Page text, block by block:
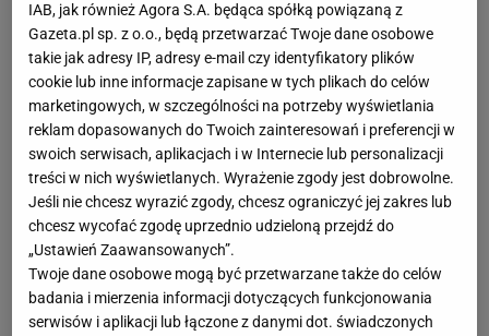
dłużej. Po odbyciu stażu w rock radiu złapała za
klawiaturę i zaczęła pisać dla myfitness.pl. Sama
interesuje się zdrowym stylem życia i trenuje, jednak
lubi też wiedzieć, co w show-biznesie piszczy.
Obecnie pracuje dla portalu plotek.pl jako autor SEO.
Ma za sobą trzy lata studiów dziennikarskich, ale to
dopiero początek przygody. Prywatnie jest
miłośniczką cięższych brzmień i mocniejszej
literatury, uwielbia podróżować. Nie wyobraża sobie
dnia bez kawy, a najlepiej kilku.
IAB, jak również Agora S.A. będąca spółką powiązaną z
Gazeta.pl sp. z o.o., będą przetwarzać Twoje dane osobowe
takie jak adresy IP, adresy e-mail czy identyfikatory plików
cookie lub inne informacje zapisane w tych plikach do celów
marketingowych, w szczególności na potrzeby wyświetlania
reklam dopasowanych do Twoich zainteresowań i preferencji w
swoich serwisach, aplikacjach i w Internecie lub personalizacji
treści w nich wyświetlanych. Wyrażenie zgody jest dobrowolne.
Jeśli nie chcesz wyrazić zgody, chcesz ograniczyć jej zakres lub
chcesz wycofać zgodę uprzednio udzieloną przejdź do
„Ustawień Zaawansowanych”.
Twoje dane osobowe mogą być przetwarzane także do celów
badania i mierzenia informacji dotyczących funkcjonowania
serwisów i aplikacji lub łączone z danymi dot. świadczonych